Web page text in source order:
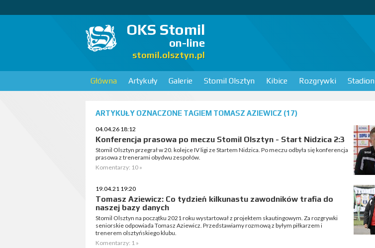
OKS Stomil
on-line
stomil.olsztyn.pl
Główna Artykuły Galerie Stomil Olsztyn Kibice Rozgrywki Stadion
ARTYKUŁY OZNACZONE TAGIEM TOMASZ AZIEWICZ (17)
04.04.26 18:12
Konferencja prasowa po meczu Stomil Olsztyn - Start Nidzica 2:3
Stomil Olsztyn przegrał w 20. kolejce IV ligi ze Startem Nidzica. Po meczu odbyła się konferencja
prasowa z trenerami obydwu zespołów.
Komentarzy: 10 »
19.04.21 19:20
Tomasz Aziewicz: Co tydzień kilkunastu zawodników trafia do
naszej bazy danych
Stomil Olsztyn na początku 2021 roku wystartował z projektem skautingowym. Za rozgrywki
seniorskie odpowiada Tomasz Aziewicz. Przedstawiamy rozmową z byłym piłkarzem i
trenerem olsztyńskiego klubu.
Komentarzy: 1 »